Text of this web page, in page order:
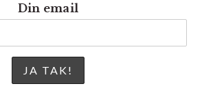
Din email